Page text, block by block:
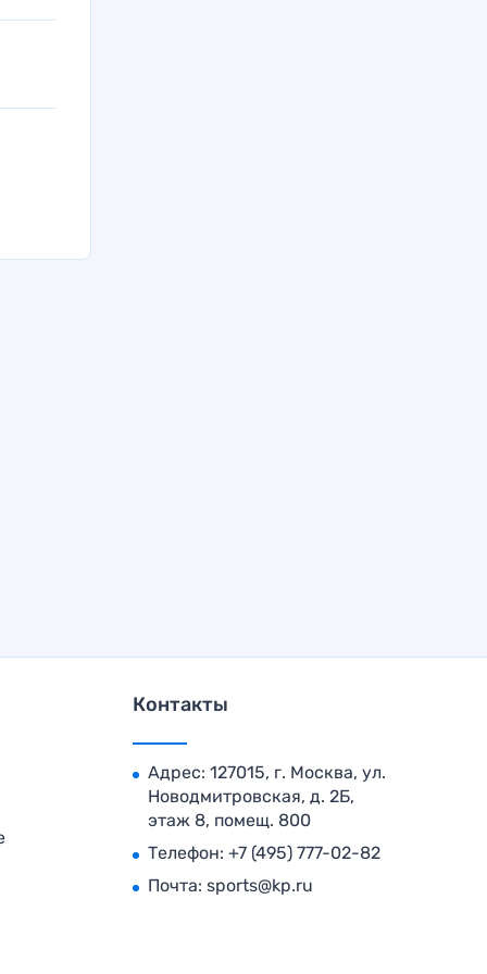
Контакты
Адрес: 127015, г. Москва, ул.
Новодмитровская, д. 2Б,
этаж 8, помещ. 800
Телефон: +7 (495) 777-02-82
Почта: sports@kp.ru